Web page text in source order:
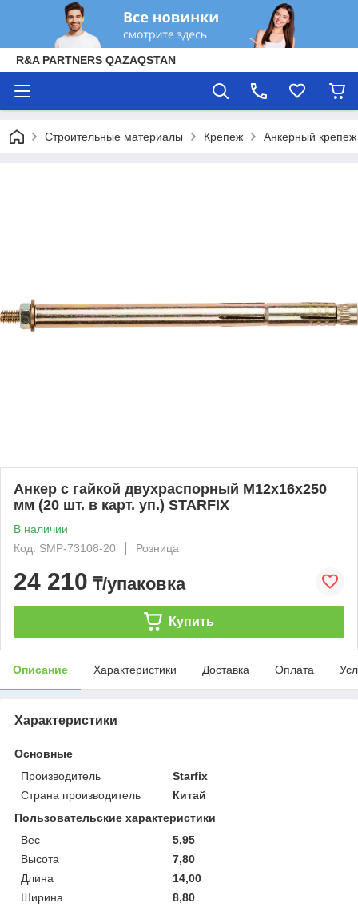
R&A PARTNERS QAZAQSTAN
Строительные материалы Крепеж Анкерный крепеж
Анкер с гайкой двухраспорный М12х16х250
мм (20 шт. в карт. уп.) STARFIX
В наличии
Код: SMP-73108-20
Розница
24 210 ₸/упаковка
Купить
Описание Характеристики Доставка Оплата
Характеристики
Основные
Производитель
Starfix
Страна производитель
Китай
Пользовательские характеристики
Вес
5,95
Высота
7,80
Длина
14,00
Ширина
8,80